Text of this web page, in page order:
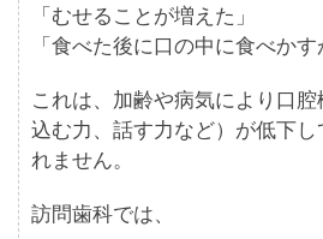
「むせることが増えた」
「食べた後に口の中に食べかす
これは、加齢や病気により口
込む力、話す力など）が低下
れません。
訪問歯科では、